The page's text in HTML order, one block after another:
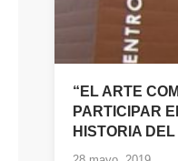
“EL ARTE
PARTICIPAR
HISTORIA